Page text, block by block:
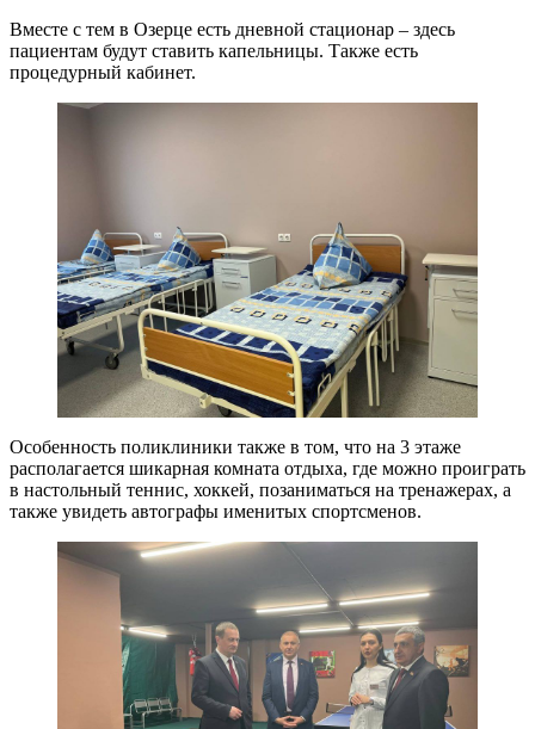
Вместе с тем в Озерце есть дневной стационар – здесь
пациентам будут ставить капельницы. Также есть
процедурный кабинет.
Особенность поликлиники также в том, что на 3 этаже
располагается шикарная комната отдыха, где можно проиграть
в настольный теннис, хоккей, позаниматься на тренажерах, а
также увидеть автографы именитых спортсменов.